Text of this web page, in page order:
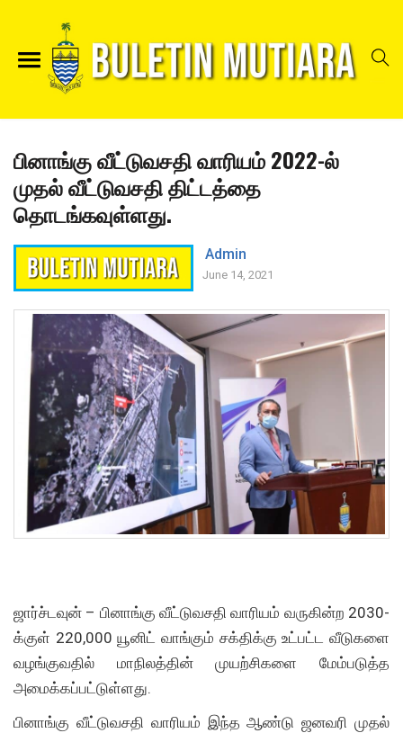
பினாங்கு வீட்டுவசதி வாரியம் 2022-ல்
முதல் வீட்டுவசதி திட்டத்தை
தொடங்கவுள்ளது.
Admin
June 14, 2021
ஜார்ச்டவுன் – பினாங்கு வீட்டுவசதி வாரியம் வருகின்ற 2030-
க்குள் 220,000 யூனிட் வாங்கும் சக்திக்கு உட்பட்ட வீடுகளை
வழங்குவதில் மாநிலத்தின் முயற்சிகளை மேம்படுத்த
அமைக்கப்பட்டுள்ளது.
பினாங்கு வீட்டுவசதி வாரியம் இந்த ஆண்டு ஜனவரி முதல்